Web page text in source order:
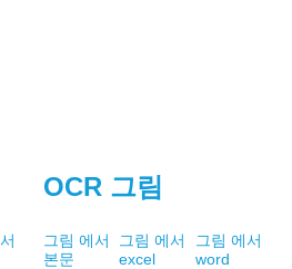
OCR 그림
그림 에서
본문
그림 에서
excel
그림 에서
word